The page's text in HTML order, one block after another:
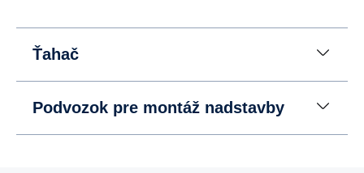
Ťahač
Podvozok pre montáž nadstavby